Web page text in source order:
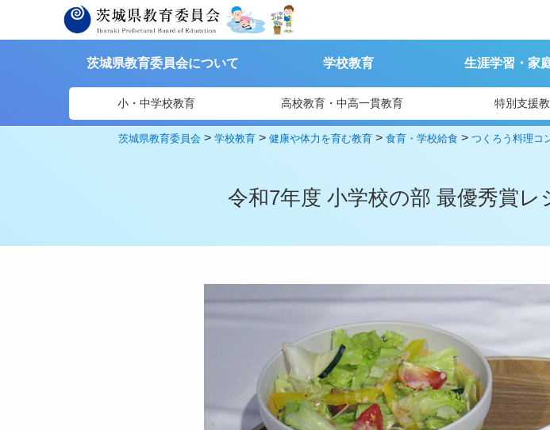
茨城県教育委員会について 学校教育 生涯学習・家
小・中学校教育 高校教育・中高一貫教育 特別支援
茨城県教育委員会 >学校教育 >健康や体力を育む教育 >食育・学校給食 >つくろう料理コ
令和7年度 小学校の部 最優秀賞レ